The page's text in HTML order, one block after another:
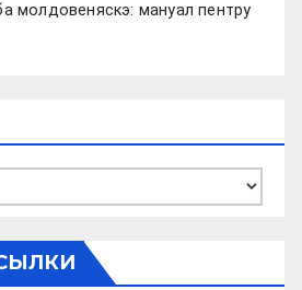
молдовеняскэ: мануал пентру